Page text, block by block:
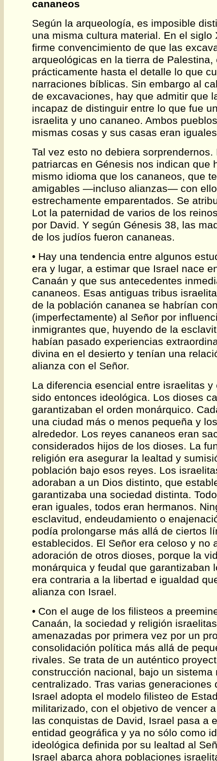
cananeos
Según la arqueología, es imposible
una misma cultura material. En el siglo
firme convencimiento de que las
arqueológicas en la tierra de Palestina,
prácticamente hasta el detalle lo que
narraciones bíblicas. Sin embargo al
de excavaciones, hay que admitir que
incapaz de distinguir entre lo que fue
israelita y uno cananeo. Ambos
mismas cosas y sus casas eran
Tal vez esto no debiera
patriarcas en Génesis nos indican que
mismo idioma que los cananeos, que
amigables ―incluso alianzas― con
estrechamente emparentados. Se
Lot la paternidad de varios de los
por David. Y según Génesis 38, las
de los judíos fueron cananeas.
• Hay una tendencia entre algunos
era y lugar, a estimar que Israel nace
Canaán y que sus antecedentes
cananeos. Esas antiguas tribus
de la población cananea se habrían
(imperfectamente) al Señor por
inmigrantes que, huyendo de la
habían pasado experiencias
divina en el desierto y tenían una
alianza con el Señor.
La diferencia esencial entre israelitas
sido entonces ideológica. Los dioses
garantizaban el orden monárquico.
una ciudad más o menos pequeña y
alrededor. Los reyes cananeos eran
considerados hijos de los dioses. La
religión era asegurar la lealtad y
población bajo esos reyes. Los
adoraban a un Dios distinto, que
garantizaba una sociedad distinta.
eran iguales, todos eran hermanos.
esclavitud, endeudamiento o
podía prolongarse más allá de ciertos
establecidos. El Señor era celoso y no
adoración de otros dioses, porque la
monárquica y feudal que garantizaban
era contraria a la libertad e igualdad
alianza con Israel.
• Con el auge de los filisteos a
Canaán, la sociedad y religión
amenazadas por primera vez por un
consolidación política más allá de
rivales. Se trata de un auténtico
construcción nacional, bajo un sistema
centralizado. Tras varias generaciones
Israel adopta el modelo filisteo de
militarizado, con el objetivo de vencer
las conquistas de David, Israel pasa a
entidad geográfica y ya no sólo como
ideológica definida por su lealtad al
Israel abarca ahora poblaciones